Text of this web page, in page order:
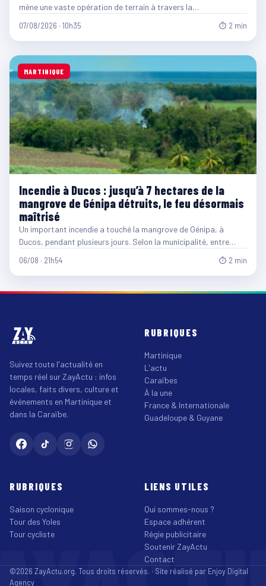
mène une vaste opération de terrain à travers la…
07/08/2026 · 10h35 ⏱ 2 min
MARTINIQUE
Incendie à Ducos : jusqu’à 7 hectares de la
mangrove de Génipa détruits, le feu désormais
maîtrisé
Un important incendie a touché la mangrove de Génipa, à
Ducos, pendant plusieurs jours. Selon la municipalité, entre…
06/08 · 21h54 ⏱ 2 min
Suivez toute l'actualité en
temps réel sur ZayActu : infos
locales, faits divers, culture et
événements en Martinique et
dans la Caraïbe.
RUBRIQUES
Martinique
L'actu
Caraïbes
À la une
France & Internationale
Guadeloupe & Guyane
RUBRIQUES
Saison cyclonique
Tour des Yoles
Tour cycliste
LIENS UTILES
Qui sommes-nous ?
Espace adhérent
Régie publicitaire
Soutenir ZayActu
Contact
©2026 ZayActu.org. Tous droits réservés. · Site réalisé par Enjoy Digital
Agency